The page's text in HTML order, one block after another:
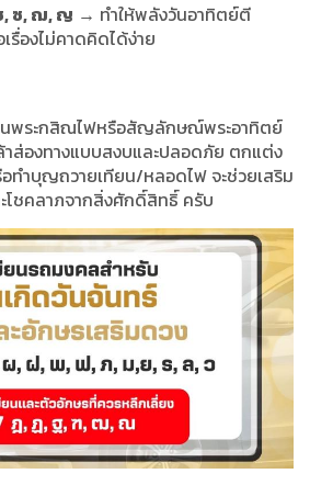
, ซ, ฌ, ญ → ทำให้พลังวันอาทิตย์ตี
รื่องไม่คาดคิดได้ง่าย
นพระกสิณไฟหรือสัญลักษณ์พระอาทิตย์
าส่องทางแบบสงบและปลอดภัย ตกแต่ง
ทำบุญถวายเทียน/หลอดไฟ จะช่วยเสริม
โชคลาภจากสิ่งศักดิ์สิทธิ์ ครับ